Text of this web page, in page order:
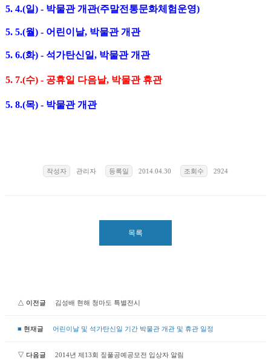
5. 4.(일) - 박물관 개관(주말전통문화체험운영)
5. 5.(월) - 어린이날, 박물관 개관
5. 6.(화) - 석가탄신일, 박물관 개관
5. 7.(수) - 공휴일 다음날, 박물관 휴관
5. 8.(목) - 박물관 개관
작성자 관리자 등록일 2014.04.30 조회수 2924
목록
△ 이전글 김성배 현해 청마도 특별전시
■ 현재글 어린이날 및 석가탄신일 기간 박물관 개관 및 휴관 일정
▽ 다음글 2014년 제13회 짚풀공예공모전 입상자 알림